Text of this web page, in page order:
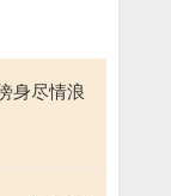
身尽情浪